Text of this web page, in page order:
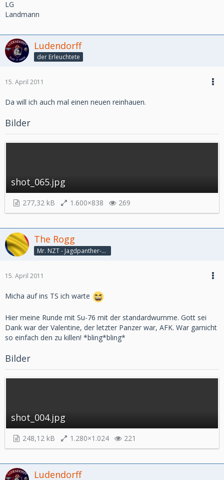
LG
Landmann
Ludendorff
der Erleuchtete
15. April 2011
Da will ich auch mal einen neuen reinhauen.
Bilder
shot_065.jpg
277,32 kB 1.600×838 269
The Rogg
Mr. NZT - Jagdpanther-König
15. April 2011
Micha auf ins TS ich warte
Hier meine Runde mit Su-76 mit der standardwumme. Gott sei
Dank war der Valentine, der letzter Panzer war, AFK. War garnicht
so einfach den zu killen! *bling*bling*
Bilder
shot_004.jpg
248,12 kB 1.280×1.024 221
Ludendorff